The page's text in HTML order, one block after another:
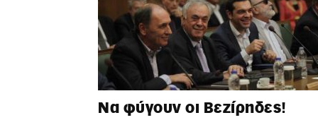
Να φύγουν οι Βεζίρηδες!